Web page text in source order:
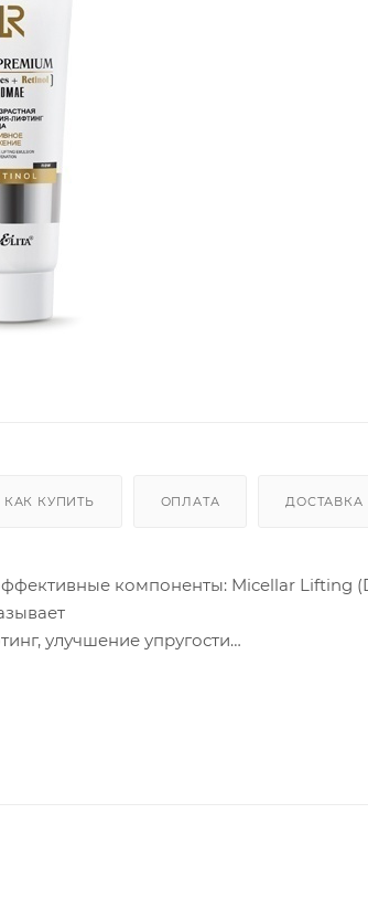
КАК КУПИТЬ ОПЛАТА ДОСТАВКА
компоненты: Micellar Lifting
улучшение упругости